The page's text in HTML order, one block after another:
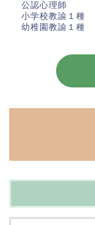
公認心理師
小学校教諭１種
幼稚園教諭１種